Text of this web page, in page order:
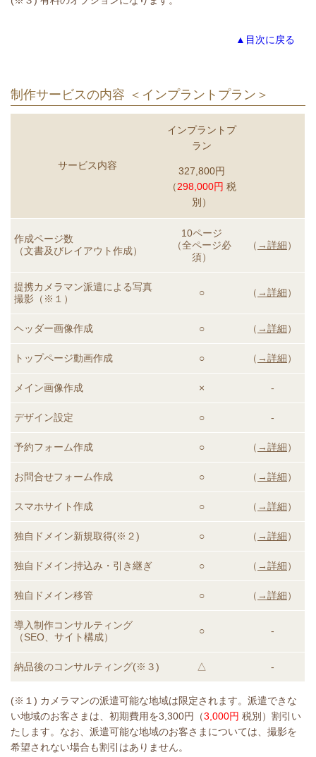
▲目次に戻る
制作サービスの内容 ＜インプラントプラン＞
サービス内容
インプラントプ
ラン
327,800円
（298,000円 税
別）
作成ページ数
（文書及びレイアウト作成）
10ページ
（全ページ必
須）
（ →詳細）
提携カメラマン派遣による写真
撮影（※１）
○ （ →詳細）
ヘッダー画像作成 ○ （ →詳細）
トップページ動画作成 ○ （ →詳細）
メイン画像作成 × -
デザイン設定 ○ -
予約フォーム作成 ○ （ →詳細）
お問合せフォーム作成 ○ （ →詳細）
スマホサイト作成 ○ （ →詳細）
独自ドメイン新規取得(※２) ○ （ →詳細）
独自ドメイン持込み・引き継ぎ ○ （ →詳細）
独自ドメイン移管 ○ （ →詳細）
導入制作コンサルティング
（SEO、サイト構成）
○ -
納品後のコンサルティング(※３) △ -
(※１) カメラマンの派遣可能な地域は限定されます。派遣できな
い地域のお客さまは、初期費用を3,300円（3,000円 税別）割引い
たします。なお、派遣可能な地域のお客さまについては、撮影を
希望されない場合も割引はありません。